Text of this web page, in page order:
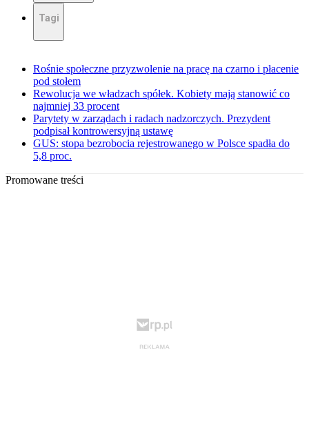
Tagi
Rośnie społeczne przyzwolenie na pracę na czarno i płacenie
pod stołem
Rewolucja we władzach spółek. Kobiety mają stanowić co
najmniej 33 procent
Parytety w zarządach i radach nadzorczych. Prezydent
podpisał kontrowersyjną ustawę
GUS: stopa bezrobocia rejestrowanego w Polsce spadła do
5,8 proc.
Promowane treści